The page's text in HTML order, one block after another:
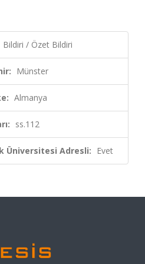
Bildiri / Özet Bildiri
Münster
Almanya
ss.112
Üniversitesi Adresli: Evet